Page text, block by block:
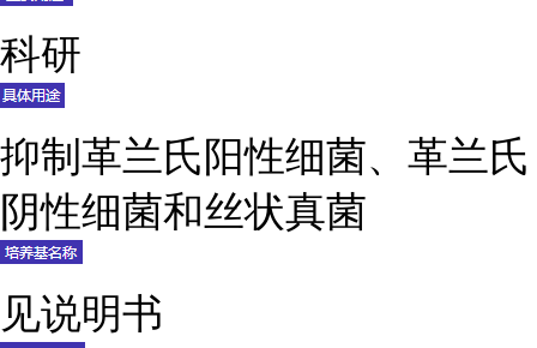
科研
抑制革兰氏阳性细菌、革兰氏
阴性细菌和丝状真菌
见说明书